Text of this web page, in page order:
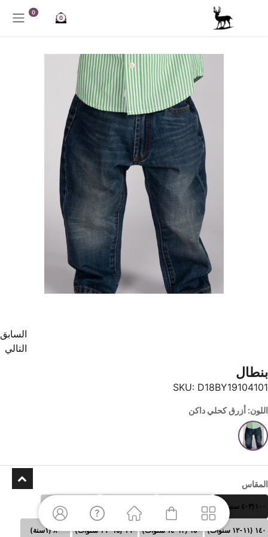
تخطي للذهاب إلى المحتوى
0
0
السابق
التالي
بنطال
SKU: D18BY19104101
اللون: أزرق كحلي داكن
المقاس
١٠٠(٣-٤ سنوات) ١١٠ (٥-٦سنوات) ١٣٠ (٩-١٠سنوات)
١٤٠ (١١-١٢ سنوات) ١٥٠ (١٣-١٤ سنوات) ١٦٠ (١٥- ١٦ سنوات) ٨٠ (١سنة)